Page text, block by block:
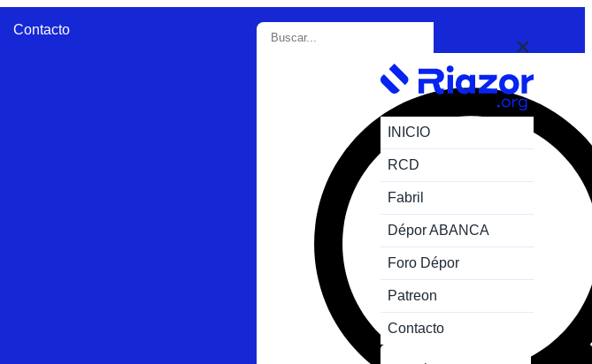
Contacto
INICIO
RCD
Fabril
Dépor ABANCA
Foro Dépor
Patreon
Contacto